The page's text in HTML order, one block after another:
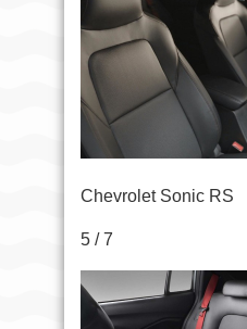
Chevrolet Sonic RS
5 / 7